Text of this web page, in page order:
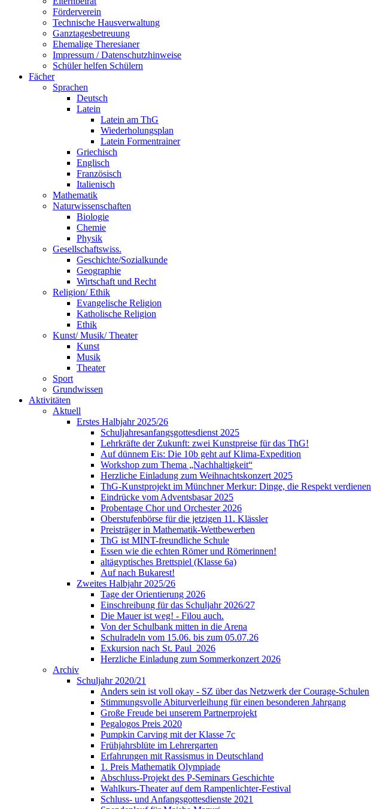
Förderverein
Technische Hausverwaltung
Ganztagesbetreuung
Ehemalige Theresianer
Impressum / Datenschutzhinweise
Schüler helfen Schülern
Fächer
Sprachen
Deutsch
Latein
Latein am ThG
Wiederholungsplan
Latein Formentrainer
Griechisch
Englisch
Französisch
Italienisch
Mathematik
Naturwissenschaften
Biologie
Chemie
Physik
Gesellschaftswiss.
Geschichte/Sozialkunde
Geographie
Wirtschaft und Recht
Religion/ Ethik
Evangelische Religion
Katholische Religion
Ethik
Kunst/ Musik/ Theater
Kunst
Musik
Theater
Sport
Grundwissen
Aktivitäten
Aktuell
Erstes Halbjahr 2025/26
Schuljahresanfangsgottesdienst 2025
Lehrkräfte der Zukunft: zwei Kunstpreise für das ThG!
Auf dünnem Eis: Die 10b geht auf Klima-Expedition
Workshop zum Thema „Nachhaltigkeit“
Herzliche Einladung zum Weihnachtskonzert 2025
ThG-Kunstprojekt im Münchner Merkur: Dinge, die Respekt verdienen
Eindrücke vom Adventsbasar 2025
Probentage Chor und Orchester 2026
Oberstufenbörse für die jetzigen 11. Klässler
Preisträger in Mathematik-Wettbewerben
ThG ist MINT-freundliche Schule
Essen wie die echten Römer und Römerinnen!
altägyptisches Brettspiel (Klasse 6a)
Auf nach Bukarest!
Zweites Halbjahr 2025/26
Tage der Orientierung 2026
Einschreibung für das Schuljahr 2026/27
Die Mauer ist weg! - Filou auch.
Von der Schulbank mitten in die Arena
Schulradeln vom 15.06. bis zum 05.07.26
Exkursion nach St. Paul_2026
Herzliche Einladung zum Sommerkonzert 2026
Archiv
Schuljahr 2020/21
Anders sein ist voll okay - SZ über das Netzwerk der Courage-Schulen
Stimmungsvolle Abiturverleihung für einen besonderen Jahrgang
Große Freude bei unserem Partnerprojekt
Pegalogos Preis 2020
Pumpkin Carving mit der Klasse 7c
Frühjahrsblüte im Lehrergarten
Erfahrungen mit Rassismus in Deutschland
1. Preis Mathematik Olympiade
Abschluss-Projekt des P-Seminars Geschichte
Wahlkurs-Theater auf dem Rampenlichter-Festival
Schluss- und Anfangsgottesdienste 2021